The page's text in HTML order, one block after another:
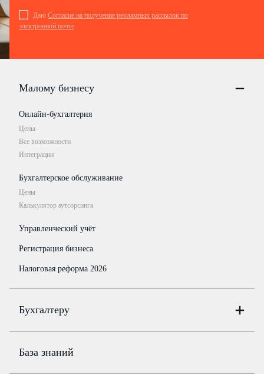
Даю Согласие на получение рекламных рассылок по
электронной почте
Малому бизнесу
Онлайн-бухгалтерия
Цены
Все возможности
Интеграции
Бухгалтерское обслуживание
Цены
Калькулятор аутсорсинга
Управленческий учёт
Регистрация бизнеса
Налоговая реформа 2026
Бухгалтеру
Цены
База знаний